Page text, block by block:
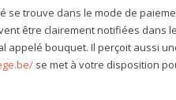
trouve dans le mode de
être clairement notifiées dans
appelé bouquet. Il perçoit aussi
se met à votre disposition